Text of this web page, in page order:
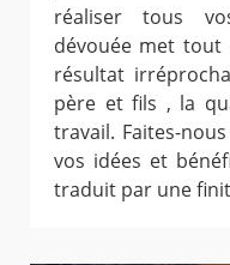
réaliser tous
dévouée met
résultat
père et fils , la
travail. Faites-
vos idées et
traduit par une